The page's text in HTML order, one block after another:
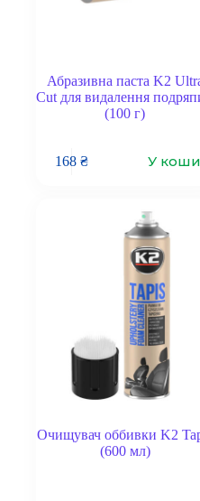
Абразивна паста K2
Cut для видалення
(100 г)
168 ₴ У
Очищувач оббивки K2
(600 мл)